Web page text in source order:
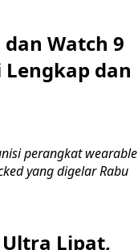
Watch 9
Lengkap dan
perangkat wearable
yang digelar Rabu
Ultra Lipat,